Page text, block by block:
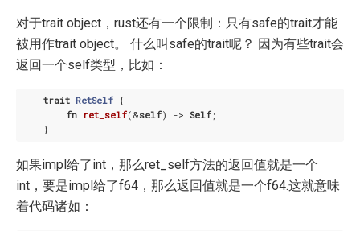
对于trait object，rust还有一个限制：只有safe的trait才能
被用作trait object。 什么叫safe的trait呢？ 因为有些trait会
返回一个self类型，比如：
trait RetSelf {
fn
ret_self(&self) -> Self;
如果impl给了int，那么ret_self方法的返回值就是一个
int，要是impl给了f64，那么返回值就是一个f64.这就意味
着代码诸如：